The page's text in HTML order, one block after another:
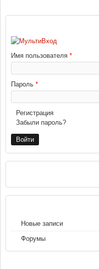
Имя пользователя *
Пароль *
Регистрация
Забыли пароль?
Новые записи
Форумы